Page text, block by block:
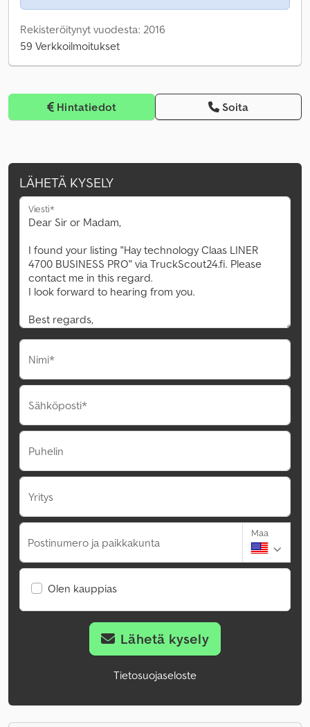
Rekisteröitynyt vuodesta: 2016
59 Verkkoilmoitukset
Hintatiedot Soita
LÄHETÄ KYSELY
Viesti*
Nimi*
Sähköposti*
Puhelin
Yritys
Postinumero ja paikkakunta
Maa
Olen kauppias
Lähetä kysely
Tietosuojaseloste